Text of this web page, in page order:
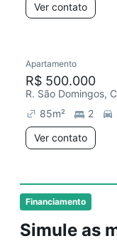
Financiamento
Simule as
Ver contato
Apartamento
R$ 500.000
R. São Domingos,
85m²
2
Ver contato